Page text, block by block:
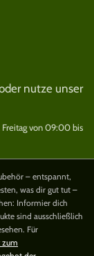
nutze unser
von 09:00 bis
– entspannt,
was dir gut tut –
Informier dich
sind ausschließlich
Für